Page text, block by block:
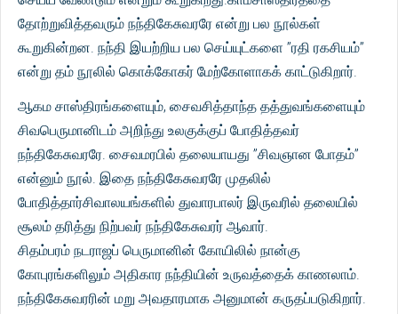
தோற்றுவித்தவரும் நந்திகேசுவரரே என்று பல நூல்கள்
கூறுகின்றன. நந்தி இயற்றிய பல செய்யுட்களை ”ரதி ரகசியம்”
என்று தம் நூலில் கொக்கோகர் மேற்கோளாகக் காட்டுகிறார்.
ஆகம சாஸ்திரங்களையும், சைவசித்தாந்த தத்துவங்களையும்
சிவபெருமானிடம் அறிந்து உலகுக்குப் போதித்தவர்
நந்திகேசுவரரே. சைவமரபில் தலையாயது ”சிவஞான போதம்”
என்னும் நூல். இதை நந்திகேசுவரரே முதலில்
போதித்தார்சிவாலயங்களில் துவாரபாலர் இருவரில் தலையில்
சூலம் தரித்து நிற்பவர் நந்திகேசுவரர் ஆவார்.
சிதம்பரம் நடராஜப் பெருமானின் கோயிலில் நான்கு
கோபுரங்களிலும் அதிகார நந்தியின் உருவத்தைக் காணலாம்.
நந்திகேசுவரரின் மறு அவதாரமாக அனுமான் கருதப்படுகிறார்.